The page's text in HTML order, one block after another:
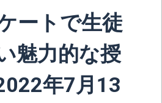
ートで生徒
魅力的な授
年7月13